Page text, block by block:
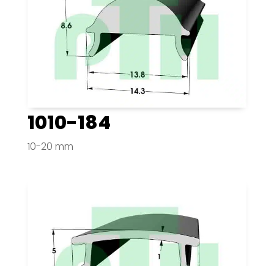
1010-184
10-20 mm